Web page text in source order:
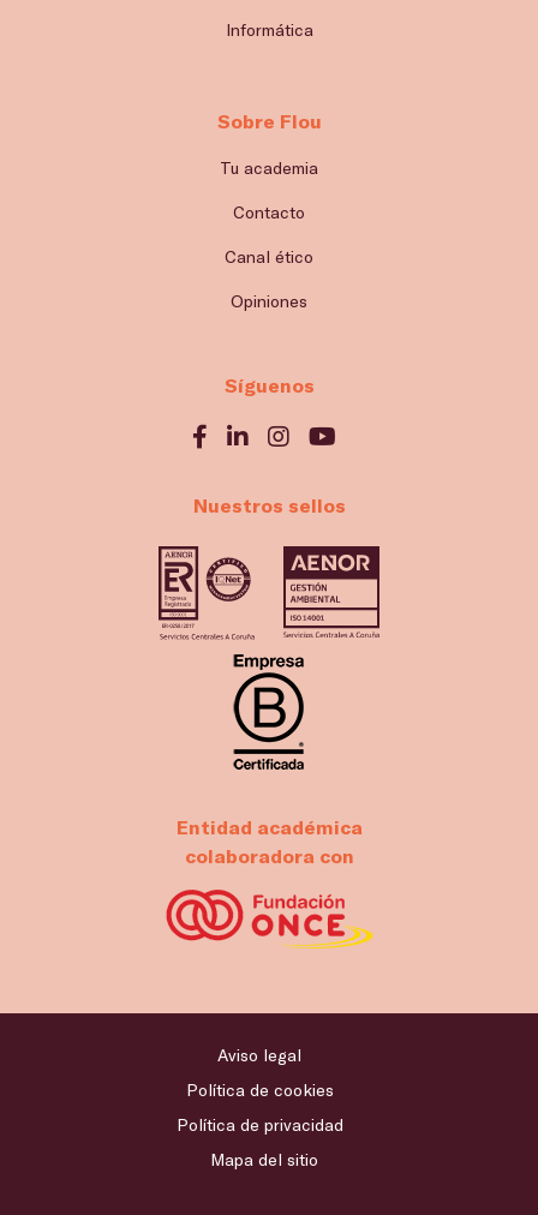
Informática
Sobre Flou
Tu academia
Contacto
Canal ético
Opiniones
Síguenos
Nuestros sellos
Entidad académica
colaboradora con
Aviso legal
Política de cookies
Política de privacidad
Mapa del sitio